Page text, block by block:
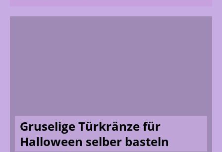
Gruselige Türkränze für
Halloween selber basteln